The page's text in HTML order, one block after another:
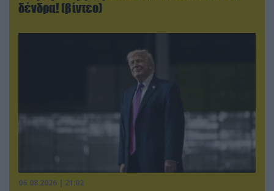
δένδρα! (βίντεο)
06.08.2026 | 21:02